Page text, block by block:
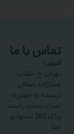
تماس با ما
آدرس:
تهران، خ انقلاب ،
جمالزاده شمالی ،
نرسیده به چهارراه
نصرت سمت راست ،
پلاک 263 استودیو
اشا